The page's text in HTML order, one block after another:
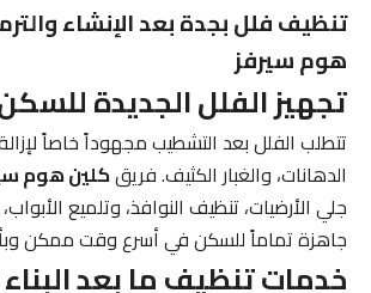
تنظيف فلل بجدة بعد الإنشاء
هوم سيرفز
تجهيز الفلل الجديدة للسكن
تتطلب الفلل بعد التشطيب مجهوداً خاصاً لإزالة
الدهانات، والغبار الكثيف. فريقكلين هوم
جلي الأرضيات، تنظيف النوافذ، وتلميع الأبواب،
جاهزة تماماً للسكن في أسرع وقت ممكن
خدمات تنظيف ما بعد